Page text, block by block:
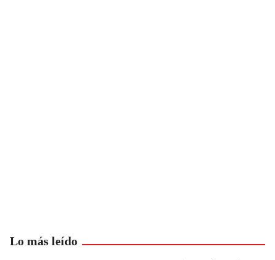
Lo más leído